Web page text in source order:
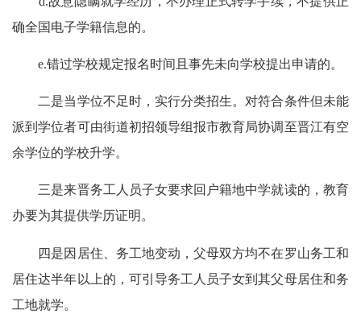
确全国电子学籍信息的。
e.错过学校规定报名时间且事先未向学校提出申请的。
二是当学位不足时，实行分类招生。对符合条件但未能
派到学位者可由街道初招领导组报市教育局协调至晋江有空
余学位的学校升学。
三是来晋务工人员子女要求回户籍地中学就读的，教育
办要为其提供学历证明。
四是因居住、务工地变动，父母双方均不在罗山务工和
居住达半年以上的，可引导务工人员子女到其父母居住和务
工地就学。